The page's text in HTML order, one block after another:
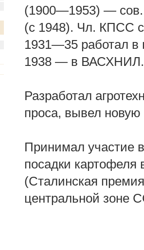
(1900—1953) — сов.
(с 1948). Чл. КПСС с
1931—35 работал в
1938 — в ВАСХНИЛ.
Разработал
проса, вывел
Принимал участие
посадки картофеля
(Сталинская
центральной зоне